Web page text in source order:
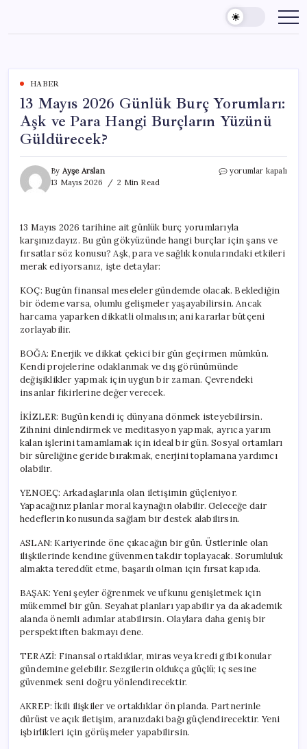
content
HABER
13 Mayıs 2026 Günlük Burç Yorumları:
Aşk ve Para Hangi Burçların Yüzünü
Güldürecek?
By Ayşe Arslan
13 Mayıs 2026
2 Min Read
13
Yorumları:
Aşk
ve
Burçların
Yüzünü
Güldürecek?
için
yorumlar kapalı
13 Mayıs 2026 tarihine ait günlük burç yorumlarıyla
karşınızdayız. Bu gün gökyüzünde hangi burçlar için şans ve
fırsatlar söz konusu? Aşk, para ve sağlık konularındaki etkileri
merak ediyorsanız, işte detaylar:
KOÇ: Bugün finansal meseleler gündemde olacak. Beklediğin
bir ödeme varsa, olumlu gelişmeler yaşayabilirsin. Ancak
harcama yaparken dikkatli olmalısın; ani kararlar bütçeni
zorlayabilir.
BOĞA: Enerjik ve dikkat çekici bir gün geçirmen mümkün.
Kendi projelerine odaklanmak ve dış görünümünde
değişiklikler yapmak için uygun bir zaman. Çevrendeki
insanlar fikirlerine değer verecek.
İKİZLER: Bugün kendi iç dünyana dönmek isteyebilirsin.
Zihnini dinlendirmek ve meditasyon yapmak, ayrıca yarım
kalan işlerini tamamlamak için ideal bir gün. Sosyal ortamları
bir süreliğine geride bırakmak, enerjini toplamana yardımcı
olabilir.
YENGEÇ: Arkadaşlarınla olan iletişimin güçleniyor.
Yapacağınız planlar moral kaynağın olabilir. Geleceğe dair
hedeflerin konusunda sağlam bir destek alabilirsin.
ASLAN: Kariyerinde öne çıkacağın bir gün. Üstlerinle olan
ilişkilerinde kendine güvenmen takdir toplayacak. Sorumluluk
almakta tereddüt etme, başarılı olman için fırsat kapıda.
BAŞAK: Yeni şeyler öğrenmek ve ufkunu genişletmek için
mükemmel bir gün. Seyahat planları yapabilir ya da akademik
alanda önemli adımlar atabilirsin. Olaylara daha geniş bir
perspektiften bakmayı dene.
TERAZİ: Finansal ortaklıklar, miras veya kredi gibi konular
gündemine gelebilir. Sezgilerin oldukça güçlü; iç sesine
güvenmek seni doğru yönlendirecektir.
AKREP: İkili ilişkiler ve ortaklıklar ön planda. Partnerinle
dürüst ve açık iletişim, aranızdaki bağı güçlendirecektir. Yeni
işbirlikleri için görüşmeler yapabilirsin.